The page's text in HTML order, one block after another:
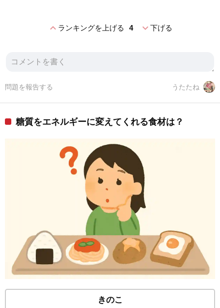
expand_lessランキングを上げる 4 expand_more下げる
うたたね
問題を報告する
糖質をエネルギーに変えてくれる食材は？
きのこ